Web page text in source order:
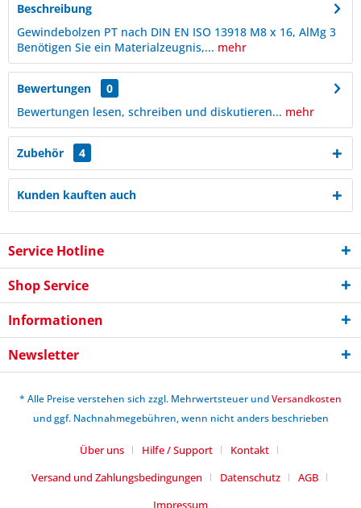
Beschreibung
Gewindebolzen PT nach DIN EN ISO 13918 M8 x 16, AlMg 3
Benötigen Sie ein Materialzeugnis,... mehr
Bewertungen
0
Bewertungen lesen, schreiben und diskutieren... mehr
Zubehör 4
Kunden kauften auch
Service Hotline
Shop Service
Informationen
Newsletter
* Alle Preise verstehen sich zzgl. Mehrwertsteuer undVersandkosten
und ggf. Nachnahmegebühren, wenn nicht anders beschrieben
Über uns Hilfe / Support
Kontakt
Versand und Zahlungsbedingungen
Datenschutz
AGB
Impressum